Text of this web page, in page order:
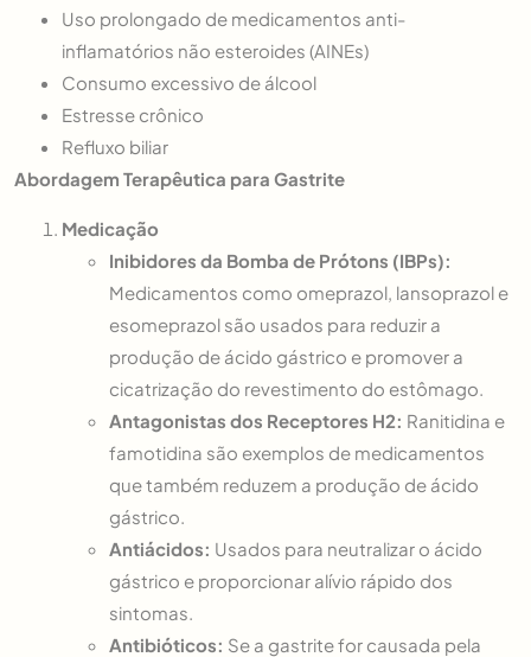
Uso prolongado de medicamentos anti-
inflamatórios não esteroides (AINEs)
Consumo excessivo de álcool
Estresse crônico
Refluxo biliar
Abordagem Terapêutica para Gastrite
Medicação
Inibidores da Bomba de Prótons (IBPs):
Medicamentos como omeprazol, lansoprazol e
esomeprazol são usados para reduzir a
produção de ácido gástrico e promover a
cicatrização do revestimento do estômago.
Antagonistas dos Receptores H2: Ranitidina e
famotidina são exemplos de medicamentos
que também reduzem a produção de ácido
gástrico.
Antiácidos: Usados para neutralizar o ácido
gástrico e proporcionar alívio rápido dos
sintomas.
Antibióticos: Se a gastrite for causada pela